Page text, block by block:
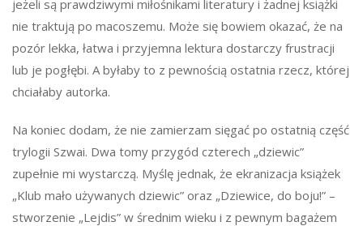
jeżeli są prawdziwymi miłośnikami literatury i żadnej książki
nie traktują po macoszemu. Może się bowiem okazać, że na
pozór lekka, łatwa i przyjemna lektura dostarczy frustracji
lub je pogłębi. A byłaby to z pewnością ostatnia rzecz, której
chciałaby autorka.
Na koniec dodam, że nie zamierzam sięgać po ostatnią część
trylogii Szwai. Dwa tomy przygód czterech „dziewic”
zupełnie mi wystarczą. Myślę jednak, że ekranizacja książek
„Klub mało używanych dziewic” oraz „Dziewice, do boju!” –
stworzenie „Lejdis” w średnim wieku i z pewnym bagażem